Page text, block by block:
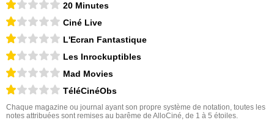
20 Minutes
Ciné Live
L'Ecran Fantastique
Les Inrockuptibles
Mad Movies
TéléCinéObs
Chaque magazine ou journal ayant son propre système de notation, toutes les
notes attribuées sont remises au barême de AlloCiné, de 1 à 5 étoiles.